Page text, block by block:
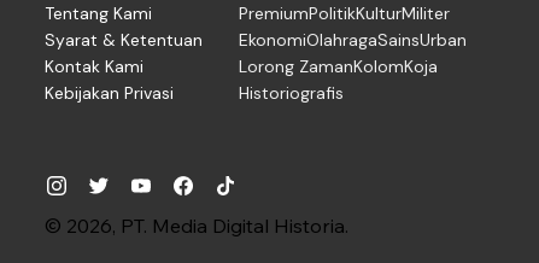
Tentang Kami
Syarat & Ketentuan
Kontak Kami
Kebijakan Privasi
PremiumPolitikKulturMiliter
EkonomiOlahragaSainsUrban
Lorong ZamanKolomKoja
Historiografis
© 2026, PT. Media Digital Historia.